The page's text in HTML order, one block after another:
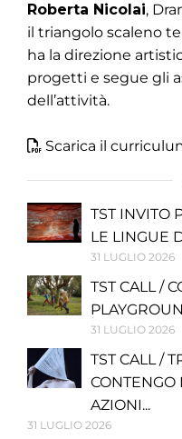
Roberta Nicolai,
il triangolo scaleno
ha la direzione
progetti e segue gli
dell’attività.
Scarica il
TST INVITO
LE LINGUE
31 LUGLIO 2026
TST CALL /
31 LUGLIO 2026
TST CALL /
CONTENGO
AZIONI...
31 LUGLIO 2026